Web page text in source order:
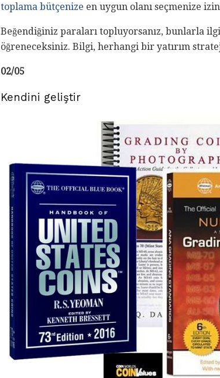
toplama bütçenize en uygun olanı seçmenize
Beğendiğiniz paraları topluyorsanız, bunlarla
öğreneceksiniz. Bilgi, herhangi bir yatırım
02/05
Kendini geliştir